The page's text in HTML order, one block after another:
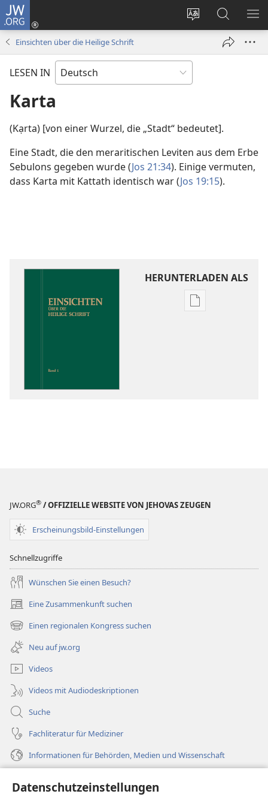
Datenschutzeinstellungen
JW.ORG
Websitesprache
ändern
Anmelden
(öffnet
Suche
Einsichten über die Heilige Schrift
LESEN IN
Karta
(Kạrta) [von einer Wurzel, die „Stadt“ bedeutet].
Eine Stadt, die den meraritischen Leviten aus dem Erbe
Sebulons gegeben wurde (Jos 21:34). Einige vermuten,
dass Karta mit Kattath identisch war (Jos 19:15).
HERUNTERLADEN ALS
JW.ORG® / OFFIZIELLE WEBSITE VON JEHOVAS ZEUGEN
Erscheinungsbild-Einstellungen
Schnellzugriffe
Wünschen Sie einen Besuch?
Eine Zusammenkunft suchen
(öffnet
neues
Fenster)
Einen regionalen Kongress suchen
(öffnet
neues
Fenster)
Neu auf jw.org
Videos
Videos mit Audiodeskriptionen
Suche
Fachliteratur für Mediziner
Informationen für Behörden, Medien und Wissenschaft